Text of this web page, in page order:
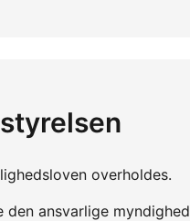
overholdes.
ansvarlige myndighed